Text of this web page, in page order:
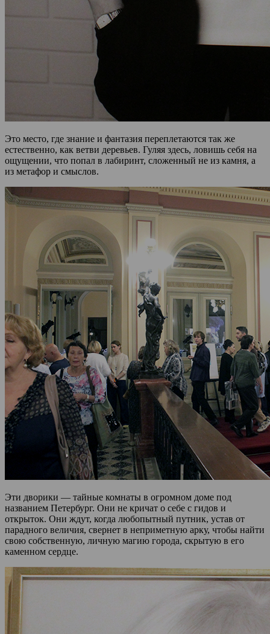
Это место, где знание и фантазия переплетаются так же
естественно, как ветви деревьев. Гуляя здесь, ловишь себя на
ощущении, что попал в лабиринт, сложенный не из камня, а
из метафор и смыслов.
Эти дворики — тайные комнаты в огромном доме под
названием Петербург. Они не кричат о себе с гидов и
открыток. Они ждут, когда любопытный путник, устав от
парадного величия, свернет в неприметную арку, чтобы найти
свою собственную, личную магию города, скрытую в его
каменном сердце.